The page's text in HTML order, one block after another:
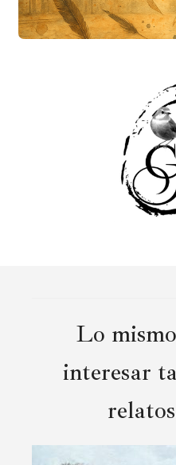
Lo
interesar